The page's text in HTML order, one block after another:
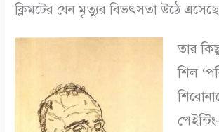
ক্লিমটের যেন মৃত্যুর বিভৎসতা উঠে
তার
শিল